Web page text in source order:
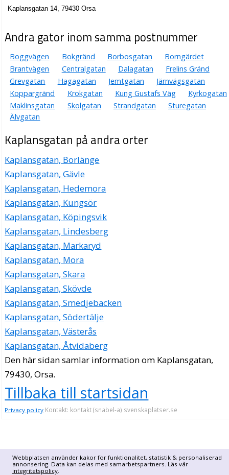
Webbplatsen använder kakor för funktionalitet, statistik & personaliserad
annonsering. Data kan delas med samarbetspartners. Läs vår
integritetspolicy.
Kaplansgatan 14, 79430 Orsa
Andra gator inom samma postnummer
Boggvägen Bokgränd Borbosgatan
Borngärdet
Brantvägen
Centralgatan Dalagatan
Frelins Gränd
Grevgatan
Hagagatan Jemtgatan
Järnvägsgatan
Koppargränd
Krokgatan Kung Gustafs Väg
Kyrkogatan
Maklinsgatan
Skolgatan Strandgatan
Sturegatan
Älvgatan
Kaplansgatan på andra orter
Kaplansgatan, Borlänge
Kaplansgatan, Gävle
Kaplansgatan, Hedemora
Kaplansgatan, Kungsör
Kaplansgatan, Köpingsvik
Kaplansgatan, Lindesberg
Kaplansgatan, Markaryd
Kaplansgatan, Mora
Kaplansgatan, Skara
Kaplansgatan, Skövde
Kaplansgatan, Smedjebacken
Kaplansgatan, Södertälje
Kaplansgatan, Västerås
Kaplansgatan, Åtvidaberg
Den här sidan samlar information om Kaplansgatan,
79430, Orsa.
Tillbaka till startsidan
Privacy policy Kontakt: kontakt (snabel-a) svenskaplatser.se